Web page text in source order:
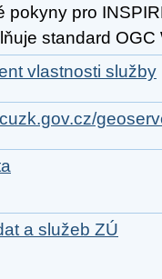
pokyny pro
standard OGC
vlastnosti služby
a služeb ZÚ